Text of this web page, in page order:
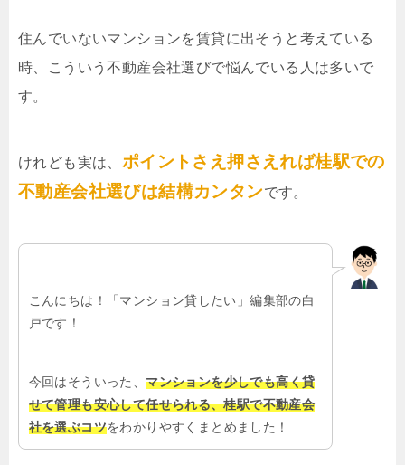
住んでいないマンションを賃貸に出そうと考えている
時、こういう不動産会社選びで悩んでいる人は多いで
す。
けれども実は、 ポイントさえ押さえれば桂駅での
不動産会社選びは結構カンタンです。
こんにちは！「マンション貸したい」編集部の白
戸です！
今回はそういった、マンションを少しでも高く貸
せて管理も安心して任せられる、桂駅で不動産会
社を選ぶコツをわかりやすくまとめました！